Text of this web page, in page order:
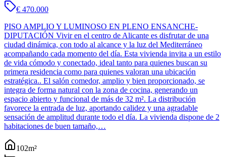
€ 470.000
PISO AMPLIO Y LUMINOSO EN PLENO ENSANCHE-
DIPUTACIÓN Vivir en el centro de Alicante es disfrutar de una
ciudad dinámica, con todo al alcance y la luz del Mediterráneo
acompañando cada momento del día. Esta vivienda invita a un estilo
de vida cómodo y conectado, ideal tanto para quienes buscan su
primera residencia como para quienes valoran una ubicación
estratégica.. El salón comedor, amplio y bien proporcionado, se
integra de forma natural con la zona de cocina, generando un
espacio abierto y funcional de más de 32 m². La distribución
favorece la entrada de luz, aportando calidez y una agradable
sensación de amplitud durante todo el día. La vivienda dispone de 2
habitaciones de buen tamaño,…
102m²